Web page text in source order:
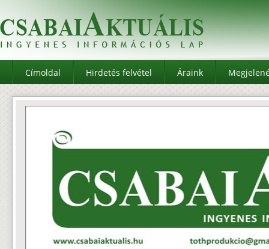
Címoldal Hirdetés felvétel Áraink